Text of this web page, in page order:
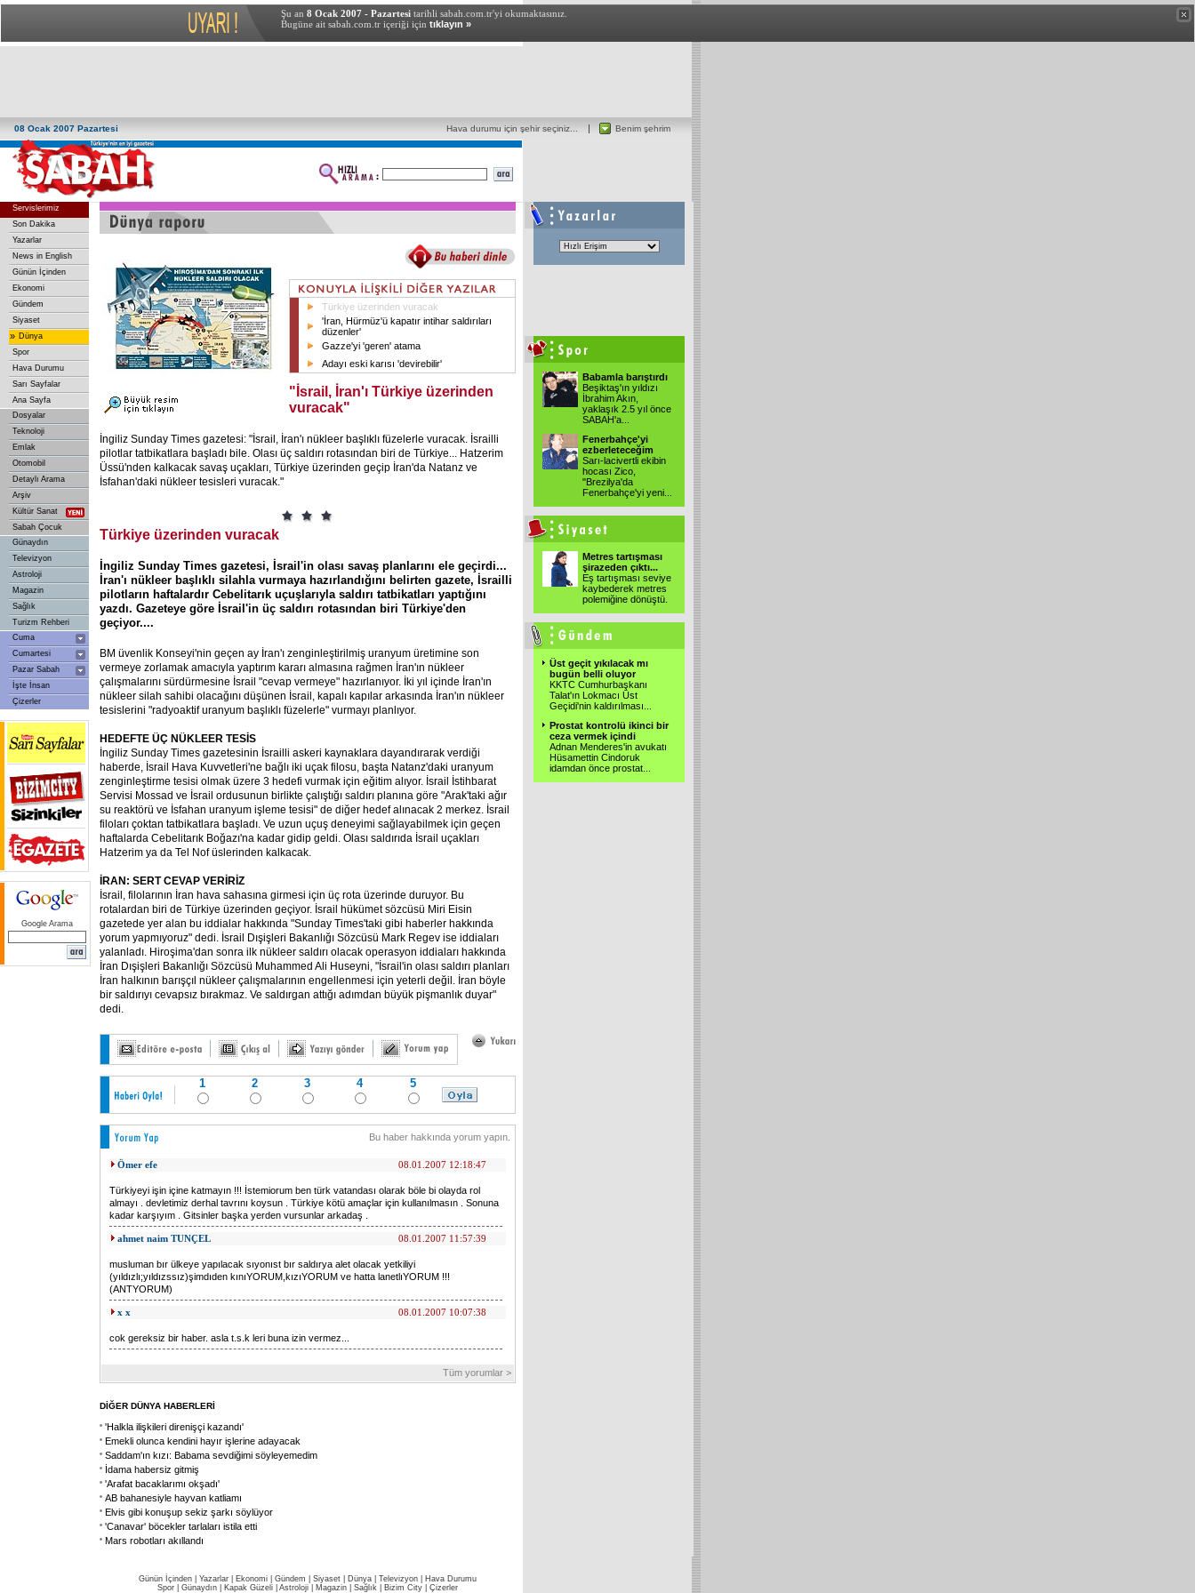
Şu an 8 Ocak 2007 - Pazartesi tarihli sabah.com.tr'yi okumaktasınız.
Bugüne ait sabah.com.tr içeriği için tıklayın »
08 Ocak 2007 Pazartesi Benim şehrim
Hava durumu için şehir seçiniz...
Servislerimiz
Son Dakika
Yazarlar
News in English
Günün İçinden
Ekonomi
Gündem
Siyaset
» Dünya
Spor
Hava Durumu
Sarı Sayfalar
Ana Sayfa
Dosyalar
Teknoloji
Emlak
Otomobil
Detaylı Arama
Arşiv
Kültür Sanat
Sabah Çocuk
Günaydın
Televizyon
Astroloji
Magazin
Sağlık
Turizm Rehberi
Cuma
Cumartesi
Pazar Sabah
İşte İnsan
Çizerler
Google Arama
Türkiye üzerinden vuracak
'İran, Hürmüz'ü kapatır intihar saldırıları
düzenler'
Gazze'yi 'geren' atama
Adayı eski karısı 'devirebilir'
"İsrail, İran'ı Türkiye üzerinden
vuracak"
İngiliz Sunday Times gazetesi: "İsrail, İran'ı nükleer başlıklı füzelerle vuracak. İsrailli
pilotlar tatbikatlara başladı bile. Olası üç saldırı rotasından biri de Türkiye... Hatzerim
Üssü'nden kalkacak savaş uçakları, Türkiye üzerinden geçip İran'da Natanz ve
İsfahan'daki nükleer tesisleri vuracak."
Türkiye üzerinden vuracak
İngiliz Sunday Times gazetesi, İsrail'in olası savaş planlarını ele geçirdi...
İran'ı nükleer başlıklı silahla vurmaya hazırlandığını belirten gazete, İsrailli
pilotların haftalardır Cebelitarık uçuşlarıyla saldırı tatbikatları yaptığını
yazdı. Gazeteye göre İsrail'in üç saldırı rotasından biri Türkiye'den
geçiyor....
BM üvenlik Konseyi'nin geçen ay İran'ı zenginleştirilmiş uranyum üretimine son
vermeye zorlamak amacıyla yaptırım kararı almasına rağmen İran'ın nükleer
çalışmalarını sürdürmesine İsrail "cevap vermeye" hazırlanıyor. İki yıl içinde İran'ın
nükleer silah sahibi olacağını düşünen İsrail, kapalı kapılar arkasında İran'ın nükleer
tesislerini "radyoaktif uranyum başlıklı füzelerle" vurmayı planlıyor.
HEDEFTE ÜÇ NÜKLEER TESİS
İngiliz Sunday Times gazetesinin İsrailli askeri kaynaklara dayandırarak verdiği
haberde, İsrail Hava Kuvvetleri'ne bağlı iki uçak filosu, başta Natanz'daki uranyum
zenginleştirme tesisi olmak üzere 3 hedefi vurmak için eğitim alıyor. İsrail İstihbarat
Servisi Mossad ve İsrail ordusunun birlikte çalıştığı saldırı planına göre "Arak'taki ağır
su reaktörü ve İsfahan uranyum işleme tesisi" de diğer hedef alınacak 2 merkez. İsrail
filoları çoktan tatbikatlara başladı. Ve uzun uçuş deneyimi sağlayabilmek için geçen
haftalarda Cebelitarık Boğazı'na kadar gidip geldi. Olası saldırıda İsrail uçakları
Hatzerim ya da Tel Nof üslerinden kalkacak.
İRAN: SERT CEVAP VERİRİZ
İsrail, filolarının İran hava sahasına girmesi için üç rota üzerinde duruyor. Bu
rotalardan biri de Türkiye üzerinden geçiyor. İsrail hükümet sözcüsü Miri Eisin
gazetede yer alan bu iddialar hakkında "Sunday Times'taki gibi haberler hakkında
yorum yapmıyoruz" dedi. İsrail Dışişleri Bakanlığı Sözcüsü Mark Regev ise iddiaları
yalanladı. Hiroşima'dan sonra ilk nükleer saldırı olacak operasyon iddiaları hakkında
İran Dışişleri Bakanlığı Sözcüsü Muhammed Ali Huseyni, "İsrail'in olası saldırı planları
İran halkının barışçıl nükleer çalışmalarının engellenmesi için yeterli değil. İran böyle
bir saldırıyı cevapsız bırakmaz. Ve saldırgan attığı adımdan büyük pişmanlık duyar"
dedi.
1 2 3 4 5
Bu haber hakkında yorum yapın.
Ömer efe 08.01.2007 12:18:47
Türkiyeyi işin içine katmayın !!! İstemiorum ben türk vatandası olarak böle bi olayda rol
almayı . devletimiz derhal tavrını koysun . Türkiye kötü amaçlar için kullanılmasın . Sonuna
kadar karşıyım . Gitsinler başka yerden vursunlar arkadaş .
ahmet naim TUNÇEL 08.01.2007 11:57:39
musluman bır ülkeye yapılacak sıyonıst bır saldırya alet olacak yetkiliyi
(yıldızlı;yıldızssız)şimdıden kınıYORUM,kızıYORUM ve hatta lanetlıYORUM !!!
(ANTYORUM)
x x 08.01.2007 10:07:38
cok gereksiz bir haber. asla t.s.k leri buna izin vermez...
Tüm yorumlar >
DİĞER DÜNYA HABERLERİ
'Halkla ilişkileri direnişçi kazandı'
Emekli olunca kendini hayır işlerine adayacak
Saddam'ın kızı: Babama sevdiğimi söyleyemedim
İdama habersiz gitmiş
'Arafat bacaklarımı okşadı'
AB bahanesiyle hayvan katliamı
Elvis gibi konuşup sekiz şarkı söylüyor
'Canavar' böcekler tarlaları istila etti
Mars robotları akıllandı
Babamla barıştırdı
Beşiktaş'ın yıldızı
İbrahim Akın,
yaklaşık 2.5 yıl önce
SABAH'a...
Fenerbahçe'yi
ezberleteceğim
Sarı-lacivertli ekibin
hocası Zico,
"Brezilya'da
Fenerbahçe'yi yeni...
Metres tartışması
şirazeden çıktı...
Eş tartışması seviye
kaybederek metres
polemiğine dönüştü.
Üst geçit yıkılacak mı
bugün belli oluyor
KKTC Cumhurbaşkanı
Talat'ın Lokmacı Üst
Geçidi'nin kaldırılması...
Prostat kontrolü ikinci bir
ceza vermek içindi
Adnan Menderes'in avukatı
Hüsamettin Cindoruk
idamdan önce prostat...
Günün İçinden Yazarlar Ekonomi Gündem Siyaset Dünya | Televizyon
Hava Durumu
Spor
Günaydın Kapak Güzeli Astroloji Magazin Sağlık Bizim City
Çizerler